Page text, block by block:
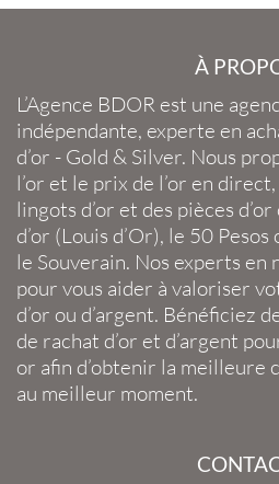
À
L’Agence BDOR est une
indépendante, experte en
d’or - Gold & Silver. Nous
l’or et le prix de l’or en direct
lingots d’or et des pièces d’or
d’or (Louis d’Or), le 50 Pesos
le Souverain. Nos experts en
pour vous aider à valoriser
d’or ou d’argent. Bénéficiez
de rachat d’or et d’argent
or afin d’obtenir la meilleure
au meilleur moment.